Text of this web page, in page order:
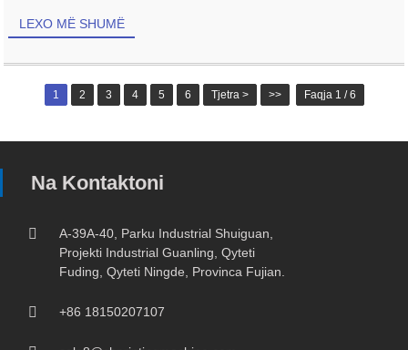
LEXO MË SHUMË
1 2 3 4 5 6 Tjetra > >> Faqja 1 / 6
Na Kontaktoni
A-39A-40, Parku Industrial Shuiguan,
Projekti Industrial Guanling, Qyteti
Fuding, Qyteti Ningde, Provinca Fujian.
+86 18150207107